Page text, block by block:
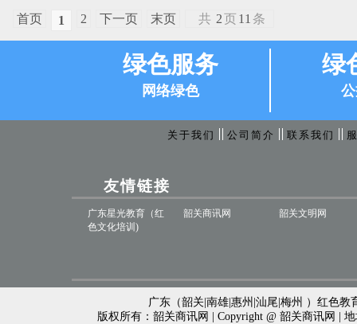
首页 1 2 下一页 末页 共 2页 11 条
绿色服务
网络绿色
绿
关于我们 公司简介 联系我们
友情链接
广东星光教育（红
色文化培训)
韶关商讯网 韶关文明网
广东（韶关|南雄|惠州|汕尾|梅州 ）红色
版权所有：韶关商讯网 | Copyright @ 韶关商讯网 |